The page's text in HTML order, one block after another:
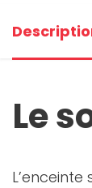
Le
L’enceinte